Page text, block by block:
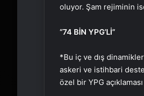
oluyor. Şam rejiminin
“74 BİN YPG’Lİ”
*Bu iç ve dış
askeri ve istihbari
özel bir YPG